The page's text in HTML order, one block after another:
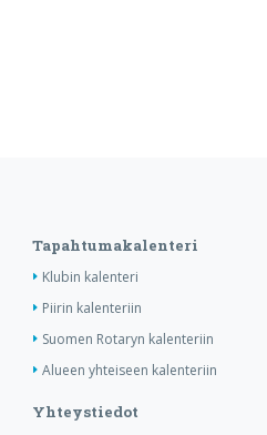
Tapahtumakalenteri
Klubin kalenteri
Piirin kalenteriin
Suomen Rotaryn kalenteriin
Alueen yhteiseen kalenteriin
Yhteystiedot